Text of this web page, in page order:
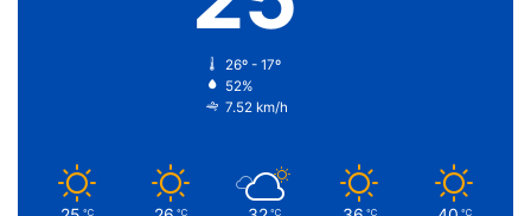
26º - 17º
52%
7.52 km/h
℃ ℃ ℃ ℃ ℃